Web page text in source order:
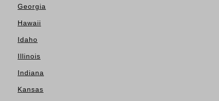
Georgia
Hawaii
Idaho
Illinois
Indiana
Kansas